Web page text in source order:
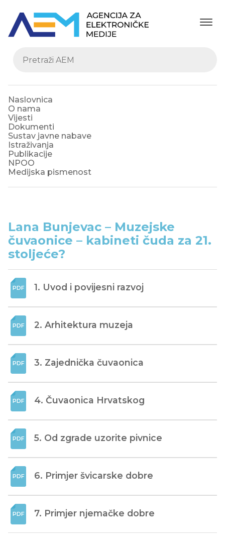
Naslovnica
O nama
Vijesti
Dokumenti
Sustav javne nabave
Istraživanja
Publikacije
NPOO
Medijska pismenost
Lana Bunjevac – Muzejske
čuvaonice – kabineti čuda za 21.
stoljeće?
1. Uvod i povijesni razvoj
2. Arhitektura muzeja
3. Zajednička čuvaonica
4. Čuvaonica Hrvatskog
5. Od zgrade uzorite pivnice
6. Primjer švicarske dobre
7. Primjer njemačke dobre